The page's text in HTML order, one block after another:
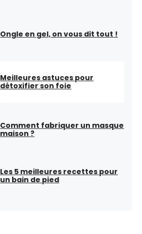
Ongle en gel, on vous dit tout !
Meilleures astuces pour
détoxifier son foie
Comment fabriquer un masque
maison ?
Les 5 meilleures recettes pour
un bain de pied